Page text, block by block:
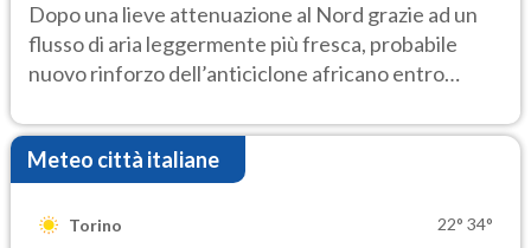
Dopo una lieve attenuazione al Nord grazie ad un
flusso di aria leggermente più fresca, probabile
nuovo rinforzo dell’anticiclone africano entro
Meteo città italiane
Torino 22° 34°